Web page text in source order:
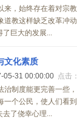
来，始终存在着对宗
道教这样缺乏改革冲
了巨大的发展...
文化素质
05-31 00:00:00 点击：
治制度能更完善一些
一个公民，使人们看
去了侥幸心理...